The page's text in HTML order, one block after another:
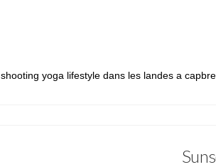
shooting yoga lifestyle dans les landes a